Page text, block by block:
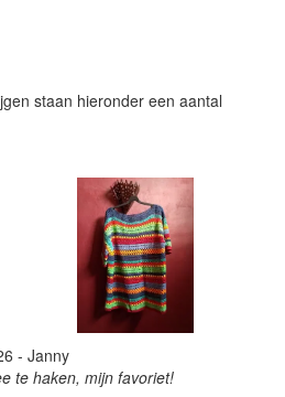
staan hieronder een aantal
- Janny
te haken, mijn favoriet!